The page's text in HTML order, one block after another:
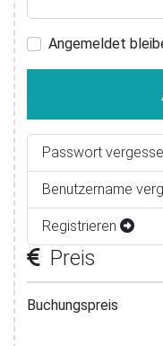
Angemeldet
Passwort
Benutzername
Registrieren
Preis
Buchungspreis